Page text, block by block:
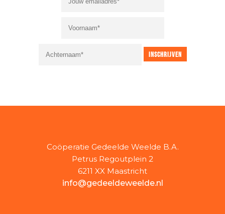
Coöperatie Gedeelde Weelde B.A.
Petrus Regoutplein 2
6211 XX Maastricht
info@gedeeldeweelde.nl